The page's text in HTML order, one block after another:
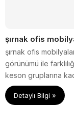
şırnak ofis
şırnak ofis
görünümü ile
keson gruplarına
tamamlayıcı,
Detaylı Bilgi »